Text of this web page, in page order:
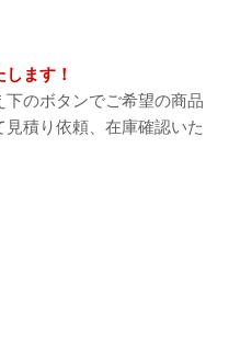
ます！
のボタンでご希望の商品
積り依頼、在庫確認いた